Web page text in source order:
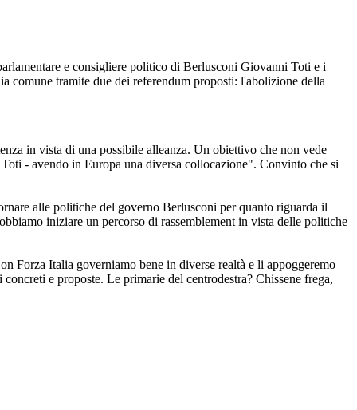
e consigliere politico di Berlusconi Giovanni Toti e i
comune tramite due dei referendum proposti: l'abolizione della
in vista di una possibile alleanza. Un obiettivo che non vede
- avendo in Europa una diversa collocazione". Convinto che si
alle politiche del governo Berlusconi per quanto riguarda il
iniziare un percorso di rassemblement in vista delle politiche
Forza Italia governiamo bene in diverse realtà e li appoggeremo
e proposte. Le primarie del centrodestra? Chissene frega,